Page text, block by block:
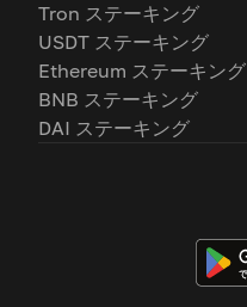
Tron ステーキング
USDT ステーキング
Ethereum ステーキング
BNB ステーキング
DAI ステーキング